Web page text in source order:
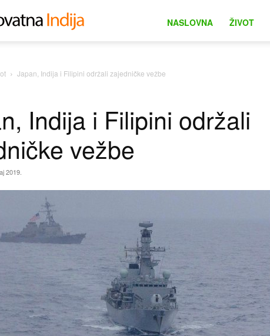
NASLOVNA ŽIVOT
Japan, Indija i Filipini održali zajedničke vežbe
Indija i Filipini održali
vežbe
2019.